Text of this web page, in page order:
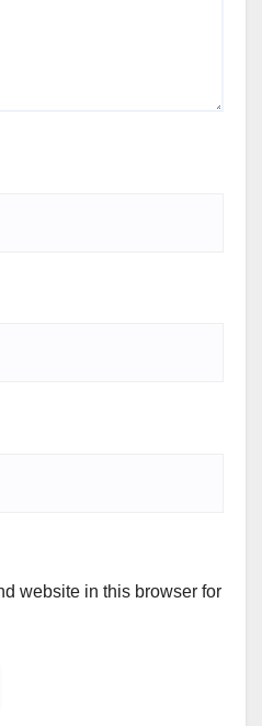
website in this browser for